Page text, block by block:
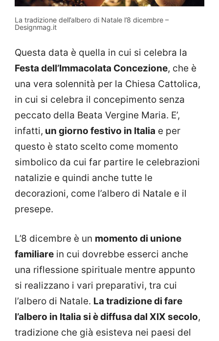
La tradizione dell’albero di Natale l’8 dicembre –
Designmag.it
Questa data è quella in cui si celebra la
Festa dell’Immacolata Concezione, che è
una vera solennità per la Chiesa Cattolica,
in cui si celebra il concepimento senza
peccato della Beata Vergine Maria. E’,
infatti, un giorno festivo in Italia e per
questo è stato scelto come momento
simbolico da cui far partire le celebrazioni
natalizie e quindi anche tutte le
decorazioni, come l’albero di Natale e il
presepe.
L’8 dicembre è un momento di unione
familiare in cui dovrebbe esserci anche
una riflessione spirituale mentre appunto
si realizzano i vari preparativi, tra cui
l’albero di Natale. La tradizione di fare
l’albero in Italia si è diffusa dal XIX secolo,
tradizione che già esisteva nei paesi del